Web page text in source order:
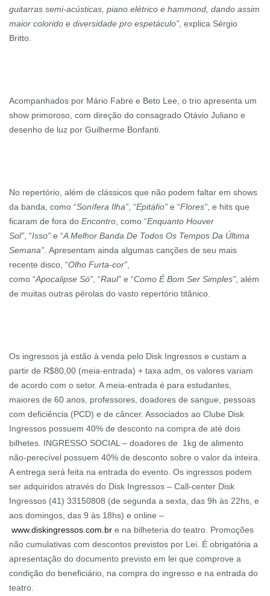
guitarras semi-acústicas, piano elétrico e hammond, dando assim
maior colorido e diversidade pro espetáculo” , explica Sérgio
Britto.
Acompanhados por Mário Fabre e Beto Lee, o trio apresenta um
show primoroso, com direção do consagrado Otávio Juliano e
desenho de luz por Guilherme Bonfanti.
No repertório, além de clássicos que não podem faltar em shows
da banda, como “Sonífera Ilha” , “Epitáfio” e “Flores” , e hits que
ficaram de fora do Encontro , como “Enquanto Houver
Sol” , “Isso” e “A Melhor Banda De Todos Os Tempos Da Última
Semana” . Apresentam ainda algumas canções de seu mais
recente disco, “Olho Furta-cor”
como “Apocalipse Só” , “Raul” e “Como É Bom Ser Simples” , além
de muitas outras pérolas do vasto repertório titânico.
Os ingressos já estão à venda pelo Disk Ingressos e custam a
partir de R$80,00 (meia-entrada) + taxa adm, os valores variam
de acordo com o setor. A meia-entrada é para estudantes,
maiores de 60 anos, professores, doadores de sangue, pessoas
com deficiência (PCD) e de câncer. Associados ao Clube Disk
Ingressos possuem 40% de desconto na compra de até dois
bilhetes. INGRESSO SOCIAL – doadores de 1kg de alimento
não-perecível possuem 40% de desconto sobre o valor da inteira.
A entrega será feita na entrada do evento. Os ingressos podem
ser adquiridos através do Disk Ingressos – Call-center Disk
Ingressos (41) 33150808 (de segunda a sexta, das 9h às 22hs, e
aos domingos, das 9 às 18hs) e online –
www.diskingressos.com.br e na bilheteria do teatro. Promoções
não cumulativas com descontos previstos por Lei. É obrigatória a
apresentação do documento previsto em lei que comprove a
condição do beneficiário, na compra do ingresso e na entrada do
teatro.